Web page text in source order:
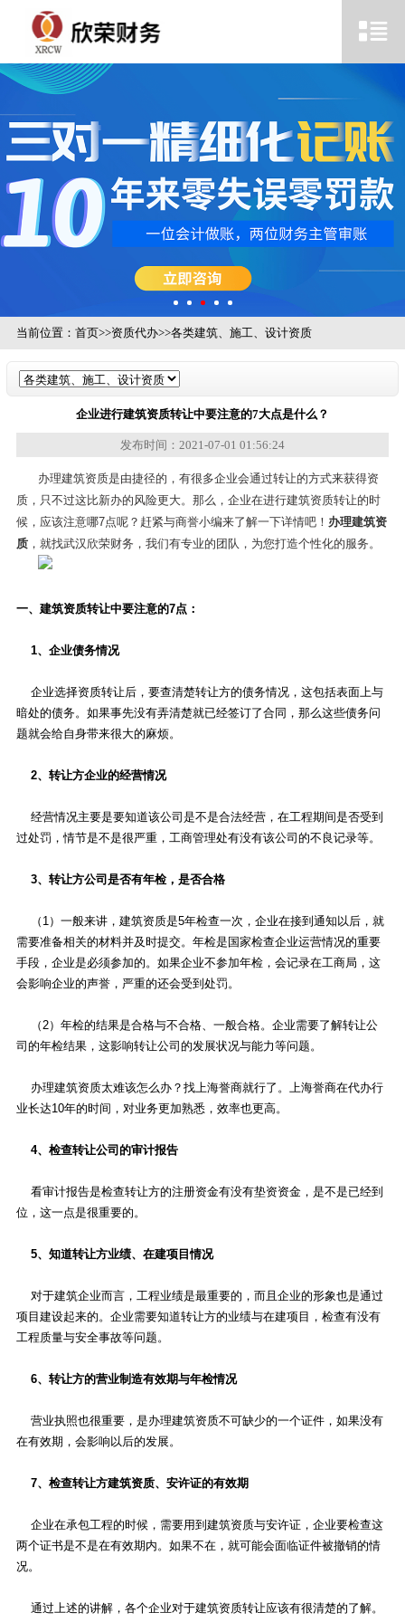
当前位置： 首页>>资质代办>>各类建筑、施工、设计资质
企业进行建筑资质转让中要注意的7大点是什么？
发布时间：2021-07-01 01:56:24
办理建筑资质是由捷径的，有很多企业会通过转让的方式来获得资
质，只不过这比新办的风险更大。那么，企业在进行建筑资质转让的时
候，应该注意哪7点呢？赶紧与商誉小编来了解一下详情吧！ 办理建筑资
质，就找武汉欣荣财务，我们有专业的团队，为您打造个性化的服务。
一、建筑资质转让中要注意的7点：
1、企业债务情况
企业选择资质转让后，要查清楚转让方的债务情况，这包括表面上与
暗处的债务。如果事先没有弄清楚就已经签订了合同，那么这些债务问
题就会给自身带来很大的麻烦。
2、转让方企业的经营情况
经营情况主要是要知道该公司是不是合法经营，在工程期间是否受到
过处罚，情节是不是很严重，工商管理处有没有该公司的不良记录等。
3、转让方公司是否有年检，是否合格
（1）一般来讲，建筑资质是5年检查一次，企业在接到通知以后，就
需要准备相关的材料并及时提交。年检是国家检查企业运营情况的重要
手段，企业是必须参加的。如果企业不参加年检，会记录在工商局，这
会影响企业的声誉，严重的还会受到处罚。
（2）年检的结果是合格与不合格、一般合格。企业需要了解转让公
司的年检结果，这影响转让公司的发展状况与能力等问题。
办理建筑资质太难该怎么办？找上海誉商就行了。上海誉商在代办行
业长达10年的时间，对业务更加熟悉，效率也更高。
4、检查转让公司的审计报告
看审计报告是检查转让方的注册资金有没有垫资资金，是不是已经到
位，这一点是很重要的。
5、知道转让方业绩、在建项目情况
对于建筑企业而言，工程业绩是最重要的，而且企业的形象也是通过
项目建设起来的。企业需要知道转让方的业绩与在建项目，检查有没有
工程质量与安全事故等问题。
6、转让方的营业制造有效期与年检情况
营业执照也很重要，是办理建筑资质不可缺少的一个证件，如果没有
在有效期，会影响以后的发展。
7、检查转让方建筑资质、安许证的有效期
企业在承包工程的时候，需要用到建筑资质与安许证，企业要检查这
两个证书是不是在有效期内。如果不在，就可能会面临证件被撤销的情
况。
通过上述的讲解，各个企业对于建筑资质转让应该有很清楚的了解。